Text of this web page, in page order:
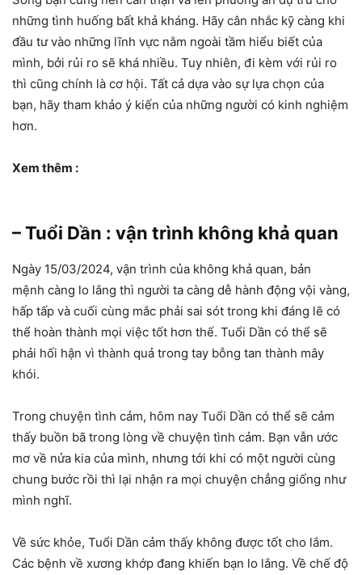
những tình huống bất khả kháng. Hãy cân nhắc kỹ càng khi
đầu tư vào những lĩnh vực nằm ngoài tầm hiểu biết của
mình, bởi rủi ro sẽ khá nhiều. Tuy nhiên, đi kèm với rủi ro
thì cũng chính là cơ hội. Tất cả dựa vào sự lựa chọn của
bạn, hãy tham khảo ý kiến của những người có kinh nghiệm
hơn.
Xem thêm :
– Tuổi Dần : vận trình không khả quan
Ngày 15/03/2024, vận trình của không khả quan, bản
mệnh càng lo lắng thì người ta càng dễ hành động vội vàng,
hấp tấp và cuối cùng mắc phải sai sót trong khi đáng lẽ có
thể hoàn thành mọi việc tốt hơn thế. Tuổi Dần có thể sẽ
phải hối hận vì thành quả trong tay bỗng tan thành mây
khói.
Trong chuyện tình cảm, hôm nay Tuổi Dần có thể sẽ cảm
thấy buồn bã trong lòng về chuyện tình cảm. Bạn vẫn ước
mơ về nửa kia của mình, nhưng tới khi có một người cùng
chung bước rồi thì lại nhận ra mọi chuyện chẳng giống như
mình nghĩ.
Về sức khỏe, Tuổi Dần cảm thấy không được tốt cho lắm.
Các bệnh về xương khớp đang khiến bạn lo lắng. Về chế độ